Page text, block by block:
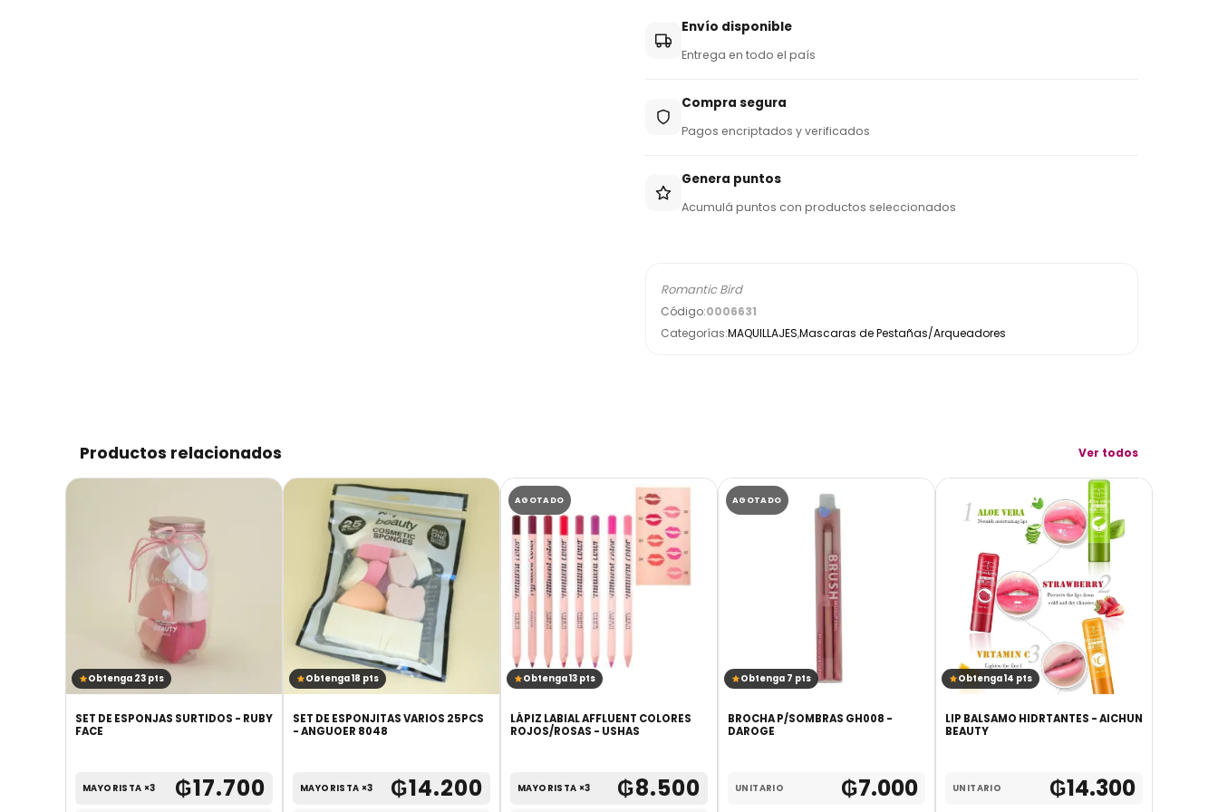
y
+
9
Envío disponible
Entrega en todo el país
Compra segura
Pagos encriptados y verificados
Genera puntos
Acumulá puntos con productos seleccionados
Romantic Bird
Código:0006631
Categorías:MAQUILLAJES,Mascaras de Pestañas/Arqueadores
Productos relacionados Ver todos
Obtenga 23 pts
SET DE ESPONJAS SURTIDOS - RUBY
FACE
MAYORISTA ×3 ₲17.700
Obtenga 18 pts
SET DE ESPONJITAS VARIOS 25PCS
- ANGUOER 8048
MAYORISTA ×3 ₲14.200
AGOTADO
Obtenga 13 pts
LÁPIZ LABIAL AFFLUENT COLORES
ROJOS/ROSAS - USHAS
MAYORISTA ×3 ₲8.500
AGOTADO
Obtenga 7 pts
BROCHA P/SOMBRAS GH008 -
DAROGE
UNITARIO ₲7.000
Obtenga 14 pts
LIP BALSAMO HIDRTANTES - AICHUN
BEAUTY
UNITARIO ₲14.300